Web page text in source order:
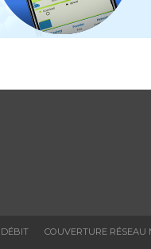
COUVERTURE RÉSEAU